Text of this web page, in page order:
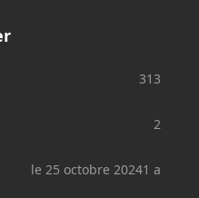
313
2
le 25 octobre 20241 a